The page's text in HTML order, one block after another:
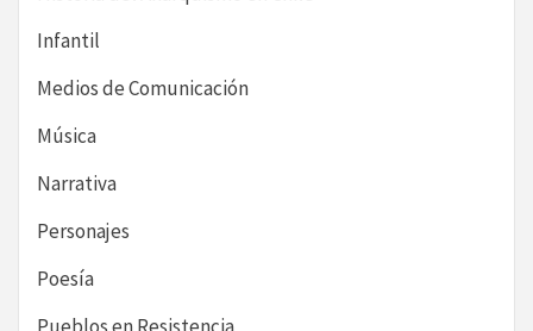
Infantil
Medios de Comunicación
Música
Narrativa
Personajes
Poesía